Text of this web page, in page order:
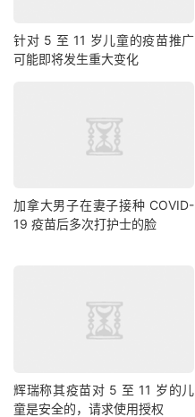
针对 5 至 11 岁儿童的疫苗推广
可能即将发生重大变化
加拿大男子在妻子接种 COVID-
19 疫苗后多次打护士的脸
辉瑞称其疫苗对 5 至 11 岁的儿
童是安全的，请求使用授权